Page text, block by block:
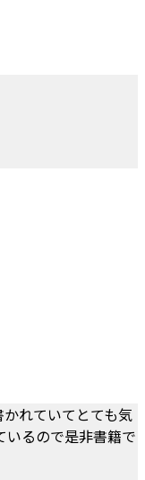
れていてとても気
いるので是非書籍で